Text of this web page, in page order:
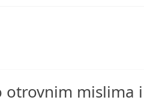
mislima